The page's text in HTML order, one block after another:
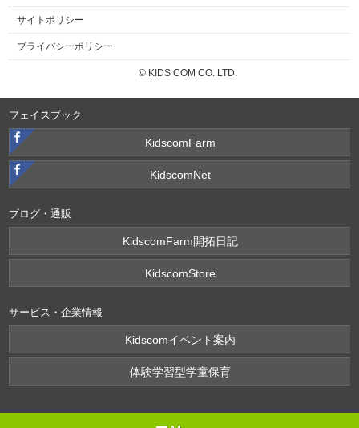
サイトポリシー
プライバシーポリシー
© KIDS COM CO.,LTD.
フェイスブック
KidscomFarm
KidscomNet
ブログ・通販
KidscomFarm開拓日記
KidscomStore
サービス・企業情報
Kidscomイベント案内
体験学習型学童保育